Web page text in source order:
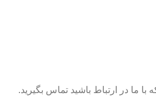
با ما در ارتباط باشید تماس بگیرید.